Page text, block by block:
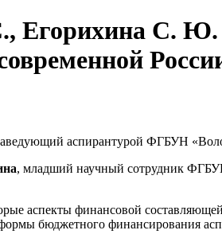
Егорихина С. Ю.
аспирантурой ФГБУН
, младший научный сотрудник
аспекты финансовой
бюджетного финансирования